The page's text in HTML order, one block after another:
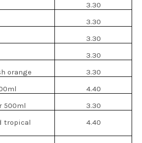
3.30
3.30
3.30
3.30
orange
3.30
4.40
500ml
3.30
tropical
4.40